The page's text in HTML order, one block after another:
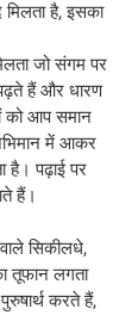
मिलता है, इसका
जो संगम पर
पढ़ते हैं और धारण
को आप समान
में आकर
है। पढ़ाई पर
हैं।
सिकीलधे,
तूफान लगता
करते हैं,